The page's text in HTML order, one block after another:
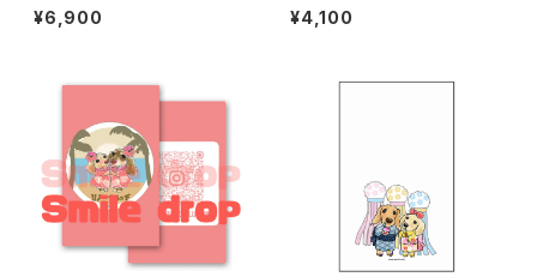
サーモステンレスボトル 400ml
／ベージュ
¥6,900 グレー
¥4,100